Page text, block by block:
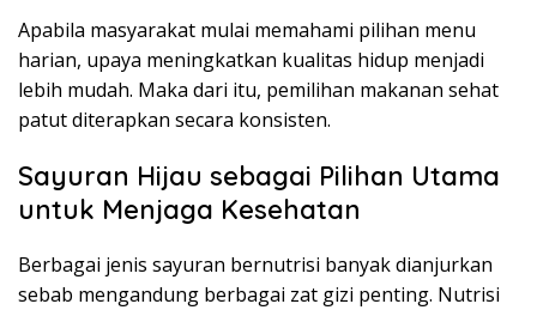
Apabila masyarakat mulai memahami pilihan menu
harian, upaya meningkatkan kualitas hidup menjadi
lebih mudah. Maka dari itu, pemilihan makanan sehat
patut diterapkan secara konsisten.
Sayuran Hijau sebagai Pilihan Utama
untuk Menjaga Kesehatan
Berbagai jenis sayuran bernutrisi banyak dianjurkan
sebab mengandung berbagai zat gizi penting. Nutrisi